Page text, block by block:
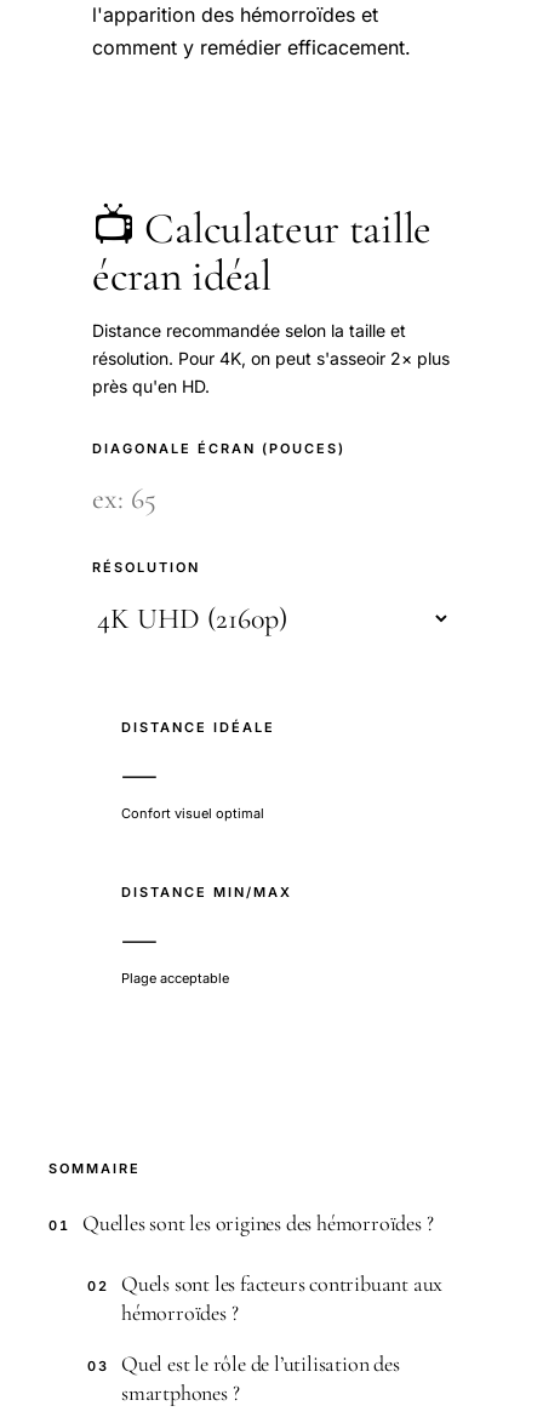
l'apparition des hémorroïdes et
comment y remédier efficacement.
📺 Calculateur taille
écran idéal
Distance recommandée selon la taille et
résolution. Pour 4K, on peut s'asseoir 2× plus
près qu'en HD.
DIAGONALE ÉCRAN (POUCES)
RÉSOLUTION
DISTANCE IDÉALE
—
Confort visuel optimal
DISTANCE MIN/MAX
—
Plage acceptable
SOMMAIRE
01 Quelles sont les origines des hémorroïdes ?
02
Quels sont les facteurs contribuant aux
hémorroïdes ?
03
Quel est le rôle de l’utilisation des
smartphones ?